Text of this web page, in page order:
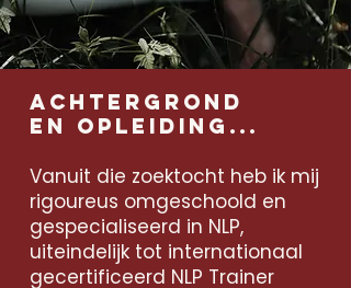
Achtergrond
en opleiding ...
Vanuit die zoektocht heb ik mij
rigoureus omgeschoold en
gespecialiseerd in NLP,
uiteindelijk tot internationaal
gecertificeerd NLP Trainer